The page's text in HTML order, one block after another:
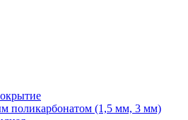
поликарбонатом (1,5 мм, 3 мм)